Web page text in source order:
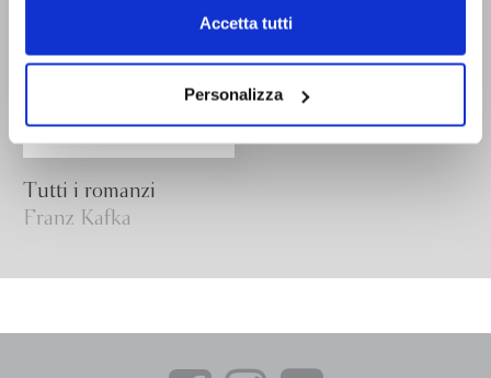
Chiudendo il banner tramite la “X” prosegui la
dei soli cookie tecnici. Selezionando “Accetta tutti” presti
il tuo consenso alla profilazione che potrai revocare in
ogni momentoRevoca
Accetta tutti
Personalizza
Tutti i romanzi
Franz Kafka